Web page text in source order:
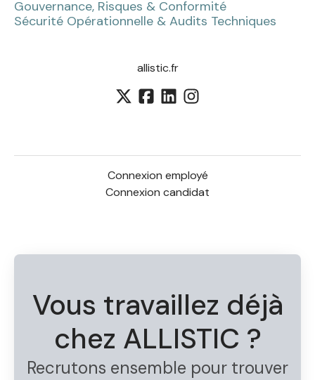
Gouvernance, Risques & Conformité
Sécurité Opérationnelle & Audits Techniques
allistic.fr
Connexion employé
Connexion candidat
Vous travaillez déjà
chez ALLISTIC ?
Recrutons ensemble pour trouver